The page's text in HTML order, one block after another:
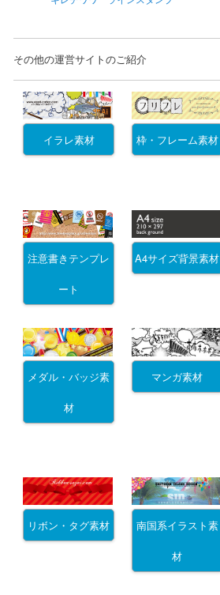
その他の運営サイトのご紹介
イラレ素材 枠・フレーム素材
注意書きテンプレ
ート
A4サイズ背景素材
メダル・バッジ素
材
マンガ素材
リボン・タグ素材 南国系イラスト素
材